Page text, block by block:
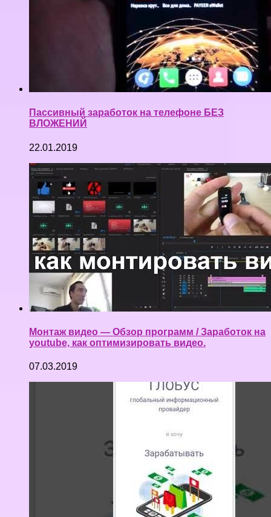
Пассивный заработок на телефоне БЕЗ
ВЛОЖЕНИЙ
22.01.2019
Монтаж видео — Обзор программ / Заработок на
youtube, как оптимизировать видео.
07.03.2019